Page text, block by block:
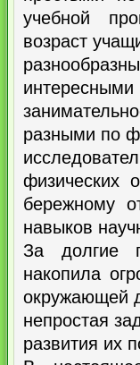
учебной
возраст
разными по
физических
бережному
навыков
За долгие
накопила
окружающей
непростая
развития их